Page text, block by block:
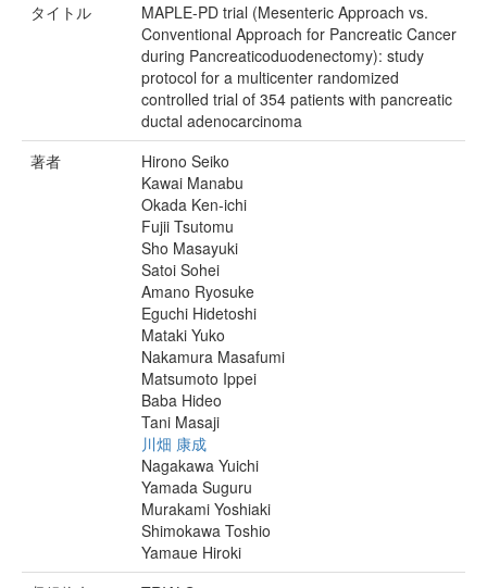
タイトル
MAPLE-PD trial (Mesenteric Approach vs.
Conventional Approach for Pancreatic Cancer
during Pancreaticoduodenectomy): study
protocol for a multicenter randomized
controlled trial of 354 patients with pancreatic
ductal adenocarcinoma
著者
Hirono Seiko
Kawai Manabu
Okada Ken-ichi
Fujii Tsutomu
Sho Masayuki
Satoi Sohei
Amano Ryosuke
Eguchi Hidetoshi
Mataki Yuko
Nakamura Masafumi
Matsumoto Ippei
Baba Hideo
Tani Masaji
川畑 康成
Nagakawa Yuichi
Yamada Suguru
Murakami Yoshiaki
Shimokawa Toshio
Yamaue Hiroki